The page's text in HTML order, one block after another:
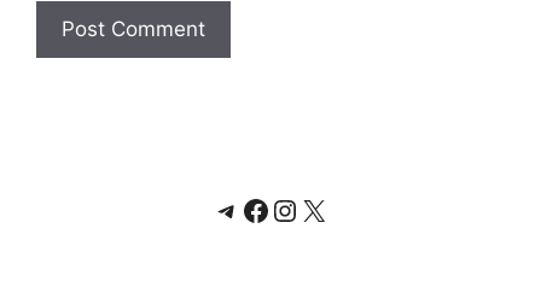
Telegram
Facebook
Instagram
X